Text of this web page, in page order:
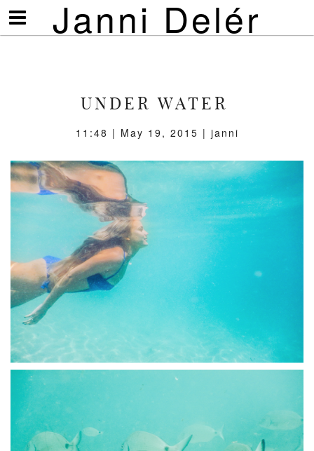
Janni Delér
Visa/göm
meny
UNDER WATER
11:48 | May 19, 2015 | janni